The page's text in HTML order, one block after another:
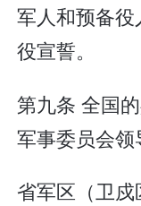
军人和预备
役宣誓。
第九条 全国
军事委员会领
省军区（卫